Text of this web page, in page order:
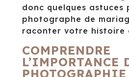
donc quelques
photographe de
raconter votre histoire
COMPRENDRE
L’IMPORTANCE
PHOTOGRAPHIE